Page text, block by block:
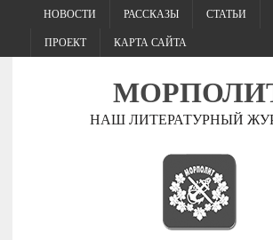
НОВОСТИ РАССКАЗЫ СТАТЬИ
ПРОЕКТ КАРТА САЙТА
НАШ ЛИТЕРАТУРНЫЙ